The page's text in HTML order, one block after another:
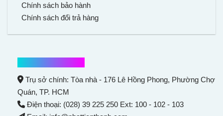
Chính sách bảo hành
Chính sách đổi trả hàng
Trụ sở chính: Tòa nhà - 176 Lê Hồng Phong, Phường Chợ
Quán, TP. HCM
Điện thoại: (028) 39 225 250 Ext: 100 - 102 - 103